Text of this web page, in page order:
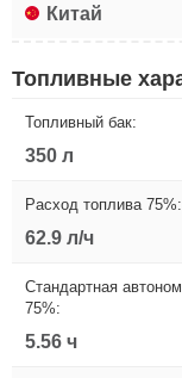
Китай
Топливные
Топливный бак:
350 л
Расход топлива 75%:
62.9 л/ч
Стандартная
75%:
5.56 ч